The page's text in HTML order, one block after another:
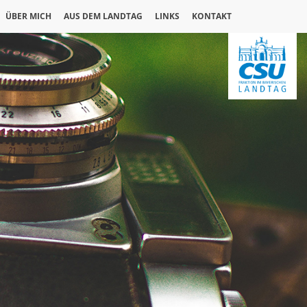
ÜBER MICH AUS DEM LANDTAG LINKS KONTAKT